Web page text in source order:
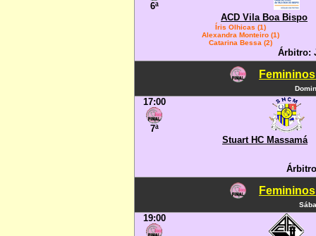
6ª
ACD Vila Boa Bispo
Íris Olhicas (1)
Alexandra Monteiro (1)
Catarina Bessa (2)
Árbitro:
17:00
7ª
Stuart HC Massamá
19:00